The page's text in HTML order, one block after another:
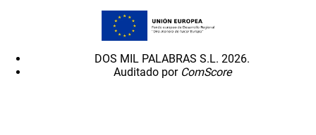
DOS MIL PALABRAS S.L. 2026.
Auditado por ComScore